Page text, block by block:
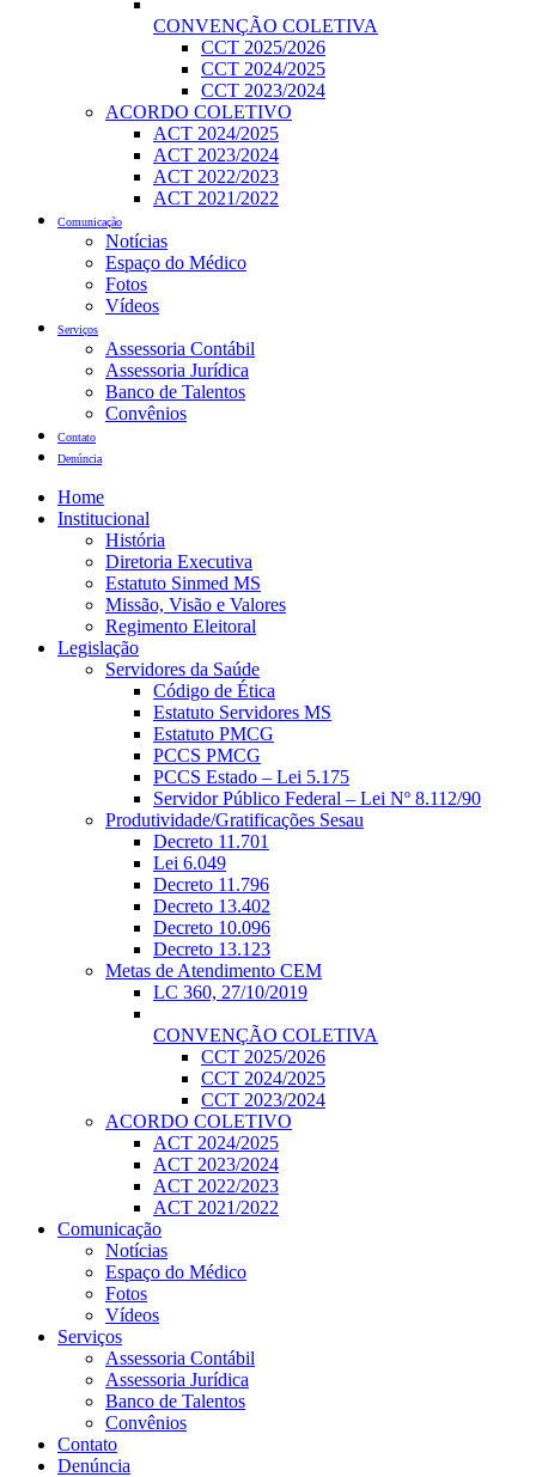
CONVENÇÃO COLETIVA
CCT 2025/2026
CCT 2024/2025
CCT 2023/2024
ACORDO COLETIVO
ACT 2024/2025
ACT 2023/2024
ACT 2022/2023
ACT 2021/2022
Comunicação
Notícias
Espaço do Médico
Fotos
Vídeos
Serviços
Assessoria Contábil
Assessoria Jurídica
Banco de Talentos
Convênios
Contato
Denúncia
Home
Institucional
História
Diretoria Executiva
Estatuto Sinmed MS
Missão, Visão e Valores
Regimento Eleitoral
Legislação
Servidores da Saúde
Código de Ética
Estatuto Servidores MS
Estatuto PMCG
PCCS PMCG
PCCS Estado – Lei 5.175
Servidor Público Federal – Lei Nº 8.112/90
Produtividade/Gratificações Sesau
Decreto 11.701
Lei 6.049
Decreto 11.796
Decreto 13.402
Decreto 10.096
Decreto 13.123
Metas de Atendimento CEM
LC 360, 27/10/2019
CONVENÇÃO COLETIVA
CCT 2025/2026
CCT 2024/2025
CCT 2023/2024
ACORDO COLETIVO
ACT 2024/2025
ACT 2023/2024
ACT 2022/2023
ACT 2021/2022
Comunicação
Notícias
Espaço do Médico
Fotos
Vídeos
Serviços
Assessoria Contábil
Assessoria Jurídica
Banco de Talentos
Convênios
Contato
Denúncia